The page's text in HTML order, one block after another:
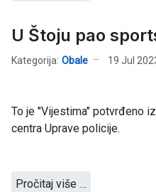
U Štoju pao
Kategorija: Obale 19 Jul
To je "Vijestima" potvrđeno
centra Uprave policije.
Pročitaj više …